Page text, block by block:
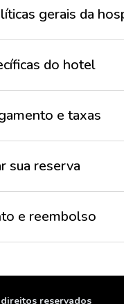
gerais da
do hotel
e taxas
sua reserva
e reembolso
reservados